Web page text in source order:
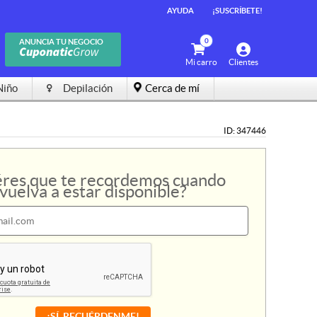
AYUDA ¡SUSCRÍBETE!
ANUNCIA TU NEGOCIO
Clientes
0
Mi carro
Depilación Cerca de mí
ID: 347446
que te recordemos cuando
a estar disponible?
AYUDA ¡SUSCRÍBETE!
ANUNCIA TU NEGOCIO
Clientes
0
Mi carro
Depilación Cerca de mí